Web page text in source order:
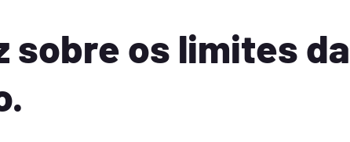
sobre os limites da